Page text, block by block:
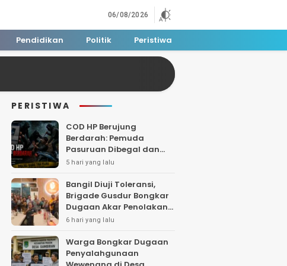
06/08/2026
Pendidikan Politik Peristiwa
PERISTIWA
COD HP Berujung
Berdarah: Pemuda
Pasuruan Dibegal dan
Dibacok di Tengah Hutan
5 hari yang lalu
Bangil Diuji Toleransi,
Brigade Gusdur Bongkar
Dugaan Akar Penolakan
Tempat Ibadah
6 hari yang lalu
Warga Bongkar Dugaan
Penyalahgunaan